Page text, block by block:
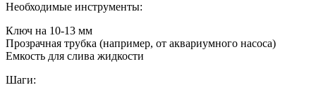
Необходимые инструменты:
Ключ на 10-13 мм
Прозрачная трубка (например, от аквариумного насоса)
Емкость для слива жидкости
Шаги: